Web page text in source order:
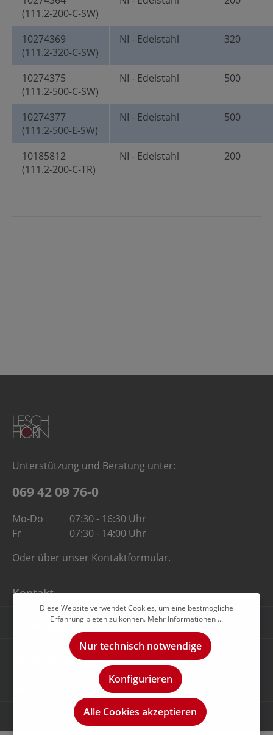
(111.2-200-C-SW)
10274369
(111.2-320-C-SW)
NI - Edelstahl 320
10274375
(111.2-500-C-SW)
NI - Edelstahl 500
10274377
(111.2-500-E-SW)
NI - Edelstahl 500
10185812
(111.2-200-C-TR)
NI - Edelstahl 200
Unterstützung und Beratung unter:
069 42 09 76-0
Mo-Do
07:30 - 16:30 Uhr
Fr
07:30 - 14:00 Uhr
Oder über unser Kontaktformular.
Kontakt
Unternehmen
Rechtliches
Diese Website verwendet Cookies, um eine bestmögliche
Erfahrung bieten zu können. Mehr Informationen ...
Nur technisch notwendige
Konfigurieren
Alle Cookies akzeptieren